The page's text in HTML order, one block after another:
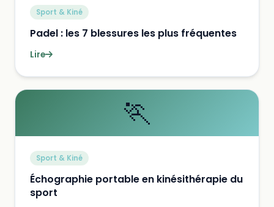
Sport & Kiné
Padel : les 7 blessures les plus fréquentes
Lire
🏃
Sport & Kiné
Échographie portable en kinésithérapie du
sport